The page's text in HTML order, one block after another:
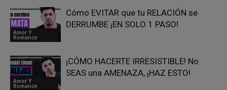
Amor Y
Romance
Cómo EVITAR que tu RELACIÓN se
DERRUMBE ¡EN SOLO 1 PASO!
Amor Y
Romance
¡CÓMO HACERTE IRRESISTIBLE! No
SEAS una AMENAZA, ¡HAZ ESTO!